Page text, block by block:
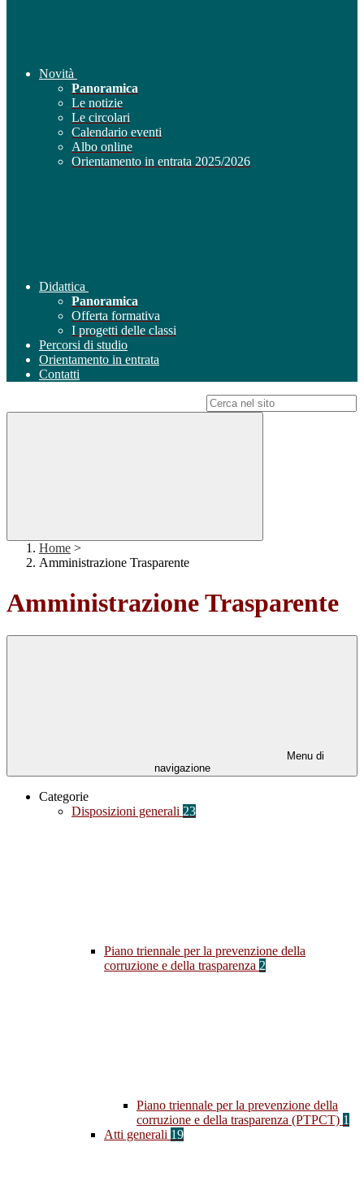
Novità
Panoramica
Le notizie
Le circolari
Calendario eventi
Albo online
Orientamento in entrata 2025/2026
Didattica
Panoramica
Offerta formativa
I progetti delle classi
Percorsi di studio
Orientamento in entrata
Contatti
Home >
Amministrazione Trasparente
Amministrazione Trasparente
Menu di
navigazione
Categorie
Disposizioni generali 23
Piano triennale per la prevenzione della
corruzione e della trasparenza 2
Piano triennale per la prevenzione della
corruzione e della trasparenza (PTPCT) 1
Atti generali 19